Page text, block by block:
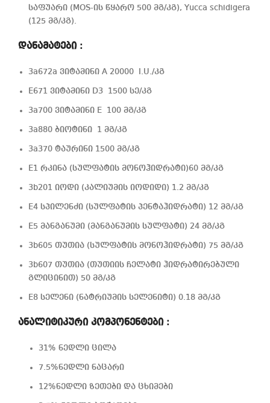
საფუარი (MOS-ის წყარო 500 მგ/კგ), Yucca schidigera
(125 მგ/კგ).
დანამატები :
3a672a ვიტამინი A 20000 I.U./კგ
E671 ვიტამინი D3 1500 სე/კგ
3a700 ვიტამინი E 100 მგ/კგ
3a880 ბიოტინი 1 მგ/კგ
3a370 ტაურინი 1500 მგ/კგ
E1 რკინა (სულფატის მონოჰიდრატი)60 მგ/კგ
3b201 იოდი (კალიუმის იოდიდი) 1.2 მგ/კგ
E4 სპილენძი (სულფატის პენტაჰიდრატი) 12 მგ/კგ
E5 მანგანუმი (მანგანუმის სულფატი) 24 მგ/კგ
3b605 თუთია (სულფატის მონოჰიდრატი) 75 მგ/კგ
3b607 თუთია (თუთიის ჩელატი ჰიდრატირებული
გლიცინით) 50 მგ/კგ
E8 სელენი (ნატრიუმის სელენიტი) 0.18 მგ/კგ
ანალიტიკური კომპონენტები :
31% ნედლი ცილა
7.5%ნედლი ნაცარი
12%ნედლი ზეთები და ცხიმები